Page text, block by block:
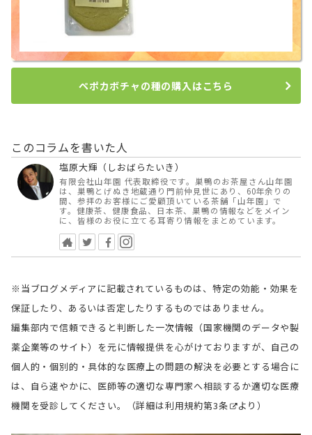
ペポカボチャの種の購入はこちら
このコラムを書いた人
塩原大輝（しおばらたいき）
有限会社山年園 代表取締役です。巣鴨のお茶屋さん山年園
は、巣鴨とげぬき地蔵通り門前仲見世にあり、60年余りの
間、参拝のお客様にご愛顧頂いている茶舗「山年園」で
す。健康茶、健康食品、日本茶、巣鴨の情報などをメイン
に、皆様のお役に立てる耳寄り情報をまとめています。
※当ブログメディアに記載されているものは、特定の効能・効果を
保証したり、あるいは否定したりするものではありません。
編集部内で信頼できると判断した一次情報（国家機関のデータや製
薬企業等のサイト）を元に情報提供を心がけておりますが、自己の
個人的・個別的・具体的な医療上の問題の解決を必要とする場合に
は、自ら速やかに、医師等の適切な専門家へ相談するか適切な医療
機関を受診してください。（詳細は利用規約第3条 より）